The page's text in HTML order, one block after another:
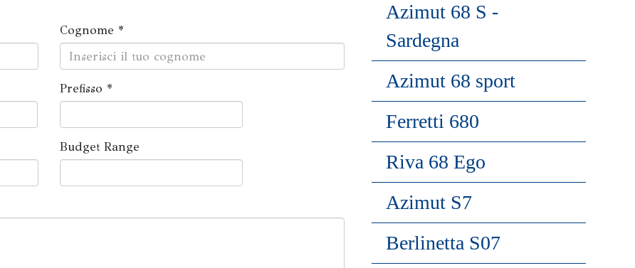
Cognome *
Prefisso *
Budget Range
Azimut 68 S -
Sardegna
Azimut 68 sport
Ferretti 680
Riva 68 Ego
Azimut S7
Berlinetta S07